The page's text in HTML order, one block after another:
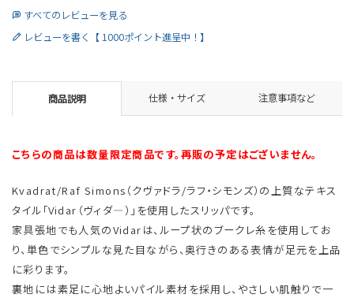
すべてのレビューを見る
レビューを書く【 1000ポイント進呈中！】
商品説明 仕様・サイズ 注意事項など
こちらの商品は数量限定商品です。再販の予定はございません。
Kvadrat/Raf Simons（クヴァドラ/ラフ・シモンズ）の上質なテキス
タイル「Vidar（ヴィダ―）」を使用したスリッパです。
家具張地でも人気のVidarは、ループ状のブークレ糸を使用してお
り、単色でシンプルな見た目ながら、奥行きのある表情が足元を上品
に彩ります。
裏地には素足に心地よいパイル素材を採用し、やさしい肌触りで一